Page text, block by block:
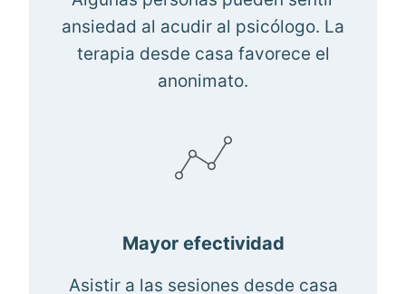
ansiedad al acudir al psicólogo. La
terapia desde casa favorece el
anonimato.
Mayor efectividad
Asistir a las sesiones desde casa